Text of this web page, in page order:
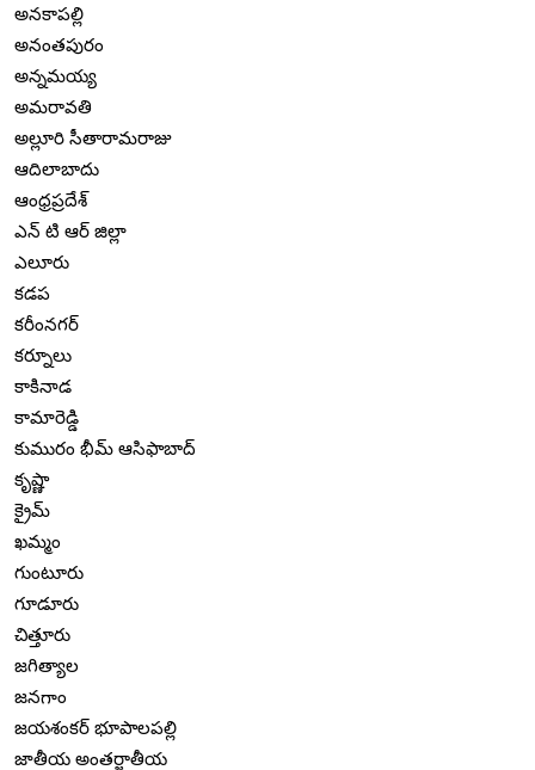
అనకాపల్లి
అనంతపురం
అన్నమయ్య
అమరావతి
అల్లూరి సీతారామరాజు
ఆదిలాబాదు
ఆంధ్రప్రదేశ్
ఎన్ టి ఆర్ జిల్లా
ఎలూరు
కడప
కరీంనగర్
కర్నూలు
కాకినాడ
కామారెడ్డి
కుమురం భీమ్ ఆసిఫాబాద్
కృష్ణా
క్రైమ్
ఖమ్మం
గుంటూరు
గూడూరు
చిత్తూరు
జగిత్యాల
జనగాం
జయశంకర్ భూపాలపల్లి
జాతీయ అంతర్జాతీయ